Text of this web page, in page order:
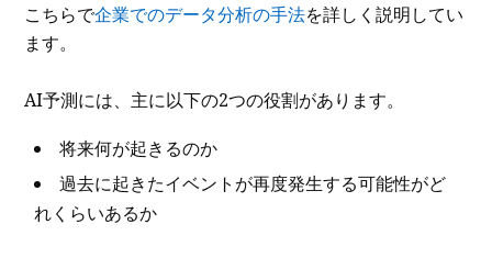
こちらで企業でのデータ分析の手法を詳しく説明してい
ます。
AI予測には、主に以下の2つの役割があります。
将来何が起きるのか
過去に起きたイベントが再度発生する可能性がど
れくらいあるか